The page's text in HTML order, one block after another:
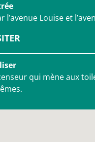
l’avenue Louise et
qui mène aux